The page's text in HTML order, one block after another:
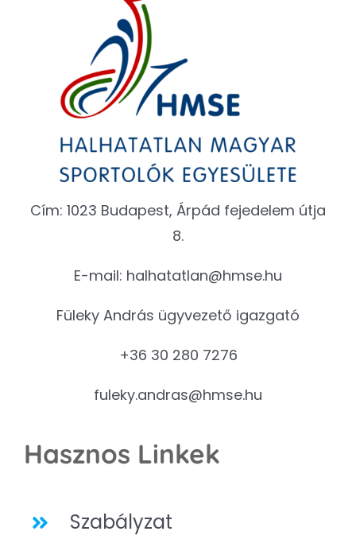
Cím: 1023 Budapest, Árpád fejedelem útja
8.
E-mail: halhatatlan@hmse.hu
Füleky András ügyvezető igazgató
+36 30 280 7276
fuleky.andras@hmse.hu
Hasznos Linkek
Szabályzat